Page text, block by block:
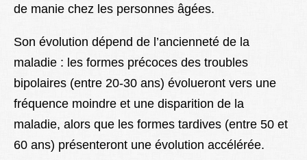
de manie chez les personnes âgées.
Son évolution dépend de l’ancienneté de la
maladie : les formes précoces des troubles
bipolaires (entre 20-30 ans) évolueront vers une
fréquence moindre et une disparition de la
maladie, alors que les formes tardives (entre 50 et
60 ans) présenteront une évolution accélérée.